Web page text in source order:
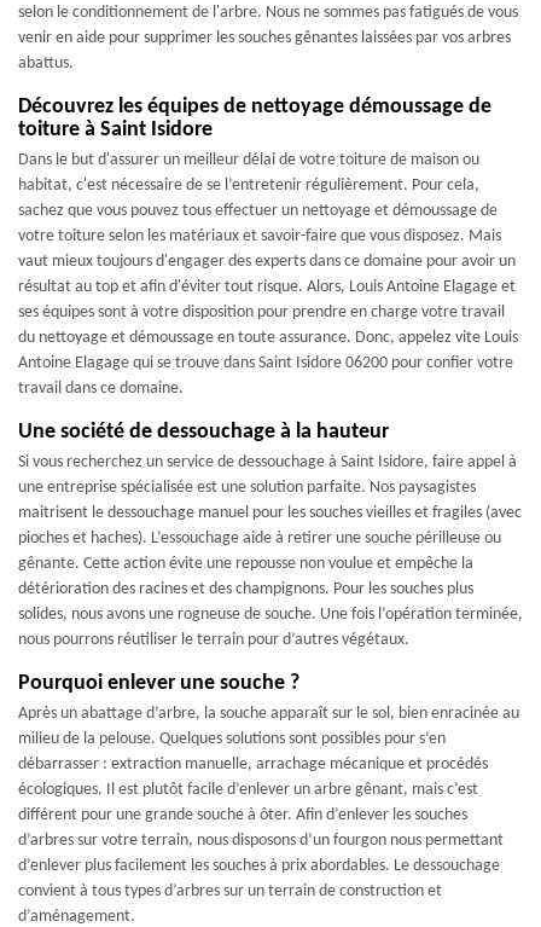
selon le conditionnement de l'arbre. Nous ne sommes pas fatigués de vous
venir en aide pour supprimer les souches gênantes laissées par vos arbres
abattus.
Découvrez les équipes de nettoyage démoussage de
toiture à Saint Isidore
Dans le but d'assurer un meilleur délai de votre toiture de maison ou
habitat, c'est nécessaire de se l’entretenir régulièrement. Pour cela,
sachez que vous pouvez tous effectuer un nettoyage et démoussage de
votre toiture selon les matériaux et savoir-faire que vous disposez. Mais
vaut mieux toujours d'engager des experts dans ce domaine pour avoir un
résultat au top et afin d'éviter tout risque. Alors, Louis Antoine Elagage et
ses équipes sont à votre disposition pour prendre en charge votre travail
du nettoyage et démoussage en toute assurance. Donc, appelez vite Louis
Antoine Elagage qui se trouve dans Saint Isidore 06200 pour confier votre
travail dans ce domaine.
Une société de dessouchage à la hauteur
Si vous recherchez un service de dessouchage à Saint Isidore, faire appel à
une entreprise spécialisée est une solution parfaite. Nos paysagistes
maitrisent le dessouchage manuel pour les souches vieilles et fragiles (avec
pioches et haches). L’essouchage aide à retirer une souche périlleuse ou
gênante. Cette action évite une repousse non voulue et empêche la
détérioration des racines et des champignons. Pour les souches plus
solides, nous avons une rogneuse de souche. Une fois l’opération terminée,
nous pourrons réutiliser le terrain pour d’autres végétaux.
Pourquoi enlever une souche ?
Après un abattage d’arbre, la souche apparaît sur le sol, bien enracinée au
milieu de la pelouse. Quelques solutions sont possibles pour s’en
débarrasser : extraction manuelle, arrachage mécanique et procédés
écologiques. Il est plutôt facile d’enlever un arbre gênant, mais c’est
différent pour une grande souche à ôter. Afin d’enlever les souches
d’arbres sur votre terrain, nous disposons d’un fourgon nous permettant
d’enlever plus facilement les souches à prix abordables. Le dessouchage
convient à tous types d’arbres sur un terrain de construction et
d’aménagement.